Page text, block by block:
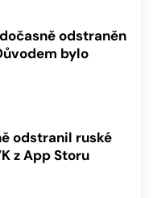
odstraněn
bylo
odstranil ruské
z App Storu